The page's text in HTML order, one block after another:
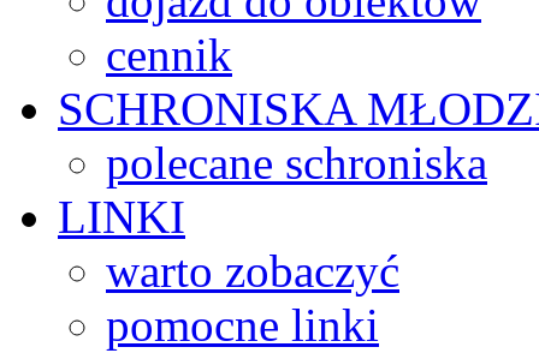
cennik
SCHRONISKA
polecane schroniska
LINKI
warto zobaczyć
pomocne linki